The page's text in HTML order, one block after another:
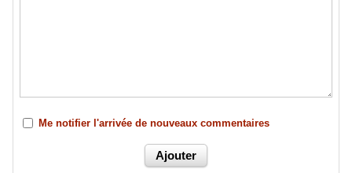
Me notifier l'arrivée de nouveaux commentaires